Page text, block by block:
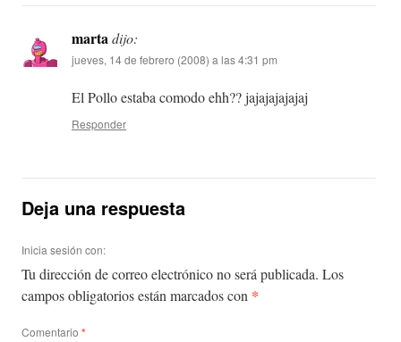
martadijo:
jueves, 14 de febrero (2008) a las 4:31 pm
El Pollo estaba comodo ehh?? jajajajajajaj
Responder
Deja una respuesta
Inicia sesión con:
Tu dirección de correo electrónico no será publicada. Los
campos obligatorios están marcados con *
Comentario *